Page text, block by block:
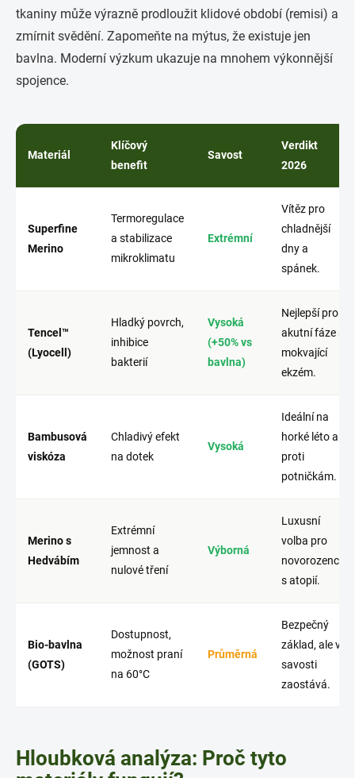
tkaniny může výrazně prodloužit klidové období (remisi) a
zmírnit svědění. Zapomeňte na mýtus, že existuje jen
bavlna. Moderní výzkum ukazuje na mnohem výkonnější
spojence.
Materiál
Klíčový
benefit
Savost
Verdikt
2026
Superfine
Merino
Termoregulace
a stabilizace
mikroklimatu
Extrémní
Vítěz pro
chladnější
dny a
spánek.
Tencel™
(Lyocell)
Hladký povrch,
inhibice
bakterií
Vysoká
(+50% vs
bavlna)
Nejlepší pro
akutní fáze a
mokvající
ekzém.
Bambusová
viskóza
Chladivý efekt
na dotek
Vysoká
Ideální na
horké léto a
proti
potničkám.
Merino s
Hedvábím
Extrémní
jemnost a
nulové tření
Výborná
Luxusní
volba pro
novorozence
s atopií.
Bio-bavlna
(GOTS)
Dostupnost,
možnost praní
na 60°C
Průměrná
Bezpečný
základ, ale v
savosti
zaostává.
Hloubková analýza: Proč tyto